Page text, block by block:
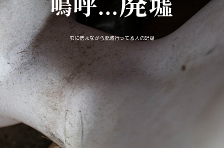
虫に怯えながら廃墟行ってる人の記録